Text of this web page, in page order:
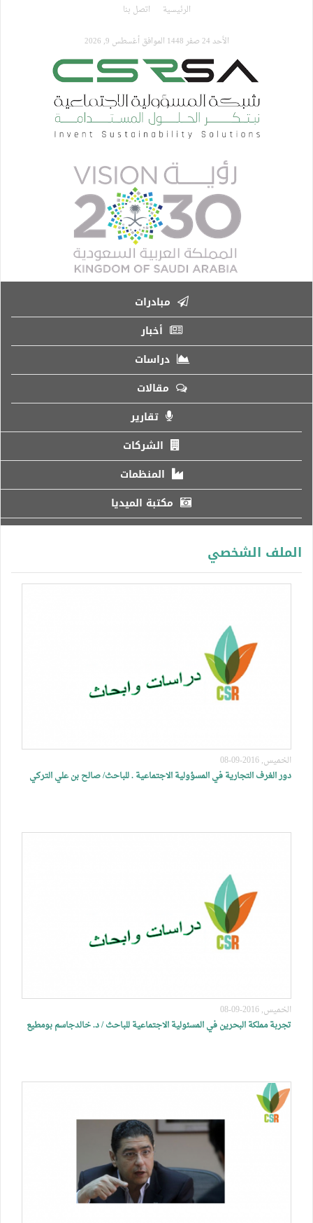
الرئيسية اتصل بنا
الأحد 24 صفر 1448 الموافق أغسطس 9, 2026
مبادرات
أخبار
دراسات
مقالات
تقارير
الشركات
المنظمات
مكتبة الميديا
الملف الشخصي
الخميس, 2016-09-08
دور الغرف التجارية في المسؤولية الاجتماعية . للباحث/ صالح بن علي التركي
الخميس, 2016-09-08
تجربة مملكة البحرين في المسئولية الاجتماعية للباحث / د. خالدجاسم بومطيع